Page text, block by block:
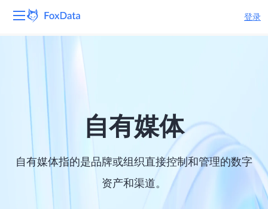
登录
产品
解决方案 自有媒体
自有媒体指的是品牌或组织直接控制和管理的数字
资产和渠道。